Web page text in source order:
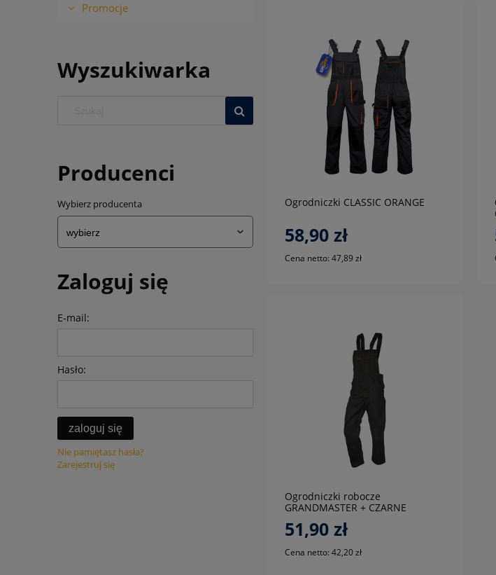
Promocje
Wyszukiwarka
Producenci
Wybierz producenta
Zaloguj się
E-mail:
Hasło:
zaloguj się
Nie pamiętasz hasła?
Zarejestruj się
Ogrodniczki CLASSIC ORANGE
58,90 zł
Cena netto: 47,89 zł
do koszyka
Ogrodniczki robocze
GRANDMASTER + CZARNE
51,90 zł
Cena netto: 42,20 zł
do koszyka